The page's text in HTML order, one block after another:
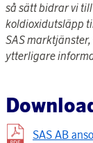
så sätt bidrar vi
koldioxidutsläpp
SAS
ytterligare
SAS AB